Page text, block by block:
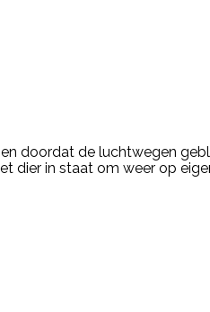
doordat de luchtwegen
dier in staat om weer op